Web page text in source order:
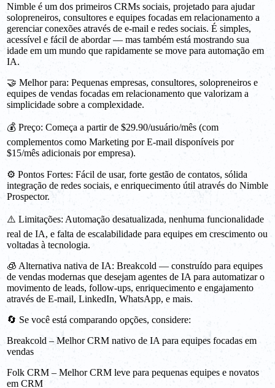
Nimble é um dos primeiros CRMs sociais, projetado para ajudar
solopreneiros, consultores e equipes focadas em relacionamento a
gerenciar conexões através de e-mail e redes sociais. É simples,
acessível e fácil de abordar — mas também está mostrando sua
idade em um mundo que rapidamente se move para automação em
IA.
🤝 Melhor para: Pequenas empresas, consultores, solopreneiros e
equipes de vendas focadas em relacionamento que valorizam a
simplicidade sobre a complexidade.
💰 Preço: Começa a partir de $29.90/usuário/mês (com
complementos como Marketing por E-mail disponíveis por
$15/mês adicionais por empresa).
⚙️ Pontos Fortes: Fácil de usar, forte gestão de contatos, sólida
integração de redes sociais, e enriquecimento útil através do Nimble
Prospector.
⚠️ Limitações: Automação desatualizada, nenhuma funcionalidade
real de IA, e falta de escalabilidade para equipes em crescimento ou
voltadas à tecnologia.
🧊 Alternativa nativa de IA: Breakcold — construído para equipes
de vendas modernas que desejam agentes de IA para automatizar o
movimento de leads, follow-ups, enriquecimento e engajamento
através de E-mail, LinkedIn, WhatsApp, e mais.
🔄 Se você está comparando opções, considere:
Breakcold – Melhor CRM nativo de IA para equipes focadas em
vendas
Folk CRM – Melhor CRM leve para pequenas equipes e novatos
em CRM